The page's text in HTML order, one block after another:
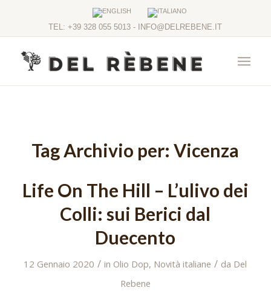
TEL: +39 328 055 5013 - INFO@DELREBENE.IT
Tag Archivio per:Vicenza
Life On The Hill – L’ulivo dei
Colli: sui Berici dal
Duecento
12 Gennaio 2020 / in Olio Dop, Novità italiane / da Del
Rebene